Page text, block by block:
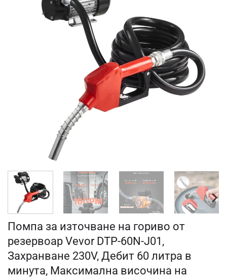
Помпа за източване на гориво от
резервоар Vevor DTP-60N-J01,
Захранване 230V, Дебит 60 литра в
минута, Максимална височина на